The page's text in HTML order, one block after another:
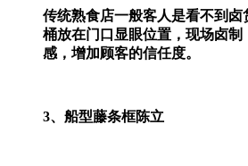
传统熟食店一般客人是看不到
桶放在门口显眼位置，现场卤制
感，增加顾客的信任度。
3、船型藤条框陈立